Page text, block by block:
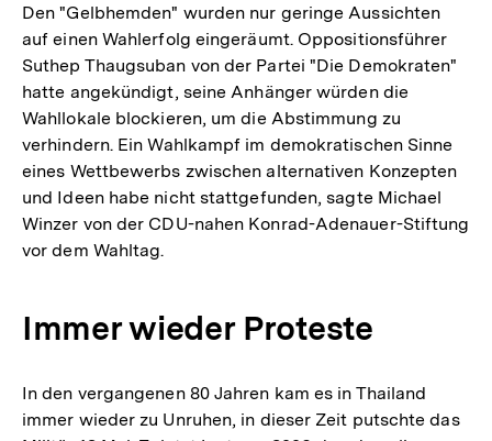
Den "Gelbhemden" wurden nur geringe Aussichten
auf einen Wahlerfolg eingeräumt. Oppositionsführer
Suthep Thaugsuban von der Partei "Die Demokraten"
hatte angekündigt, seine Anhänger würden die
Wahllokale blockieren, um die Abstimmung zu
verhindern. Ein Wahlkampf im demokratischen Sinne
eines Wettbewerbs zwischen alternativen Konzepten
und Ideen habe nicht stattgefunden, sagte Michael
Winzer von der CDU-nahen Konrad-Adenauer-Stiftung
vor dem Wahltag.
Immer wieder Proteste
In den vergangenen 80 Jahren kam es in Thailand
immer wieder zu Unruhen, in dieser Zeit putschte das